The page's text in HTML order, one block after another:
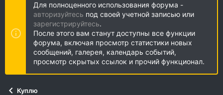
е
м
н
а
ч
а
л
а
Для полноценного использования форума -
авторизуйтесь под своей учетной записью или
зарегистрируйтесь.
После этого вам станут доступны все функции
форума, включая просмотр статистики новых
сообщений, галерея, календарь событий,
просмотр скрытых ссылок и прочий функционал.
Куплю